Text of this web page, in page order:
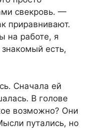
свекровь. —
приравнивают.
на работе, я
есть,
Сначала ей
В голове
возможно? Они
путались, но